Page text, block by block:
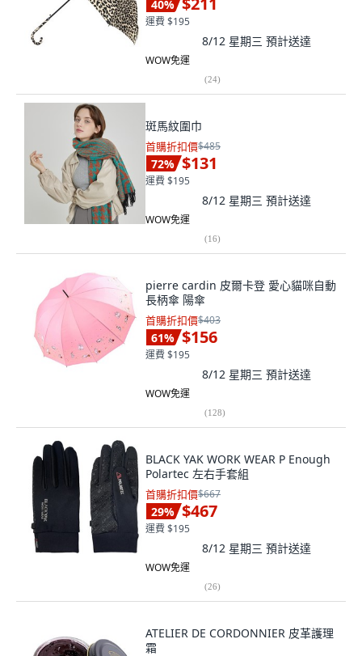
40%
運費 $195
8/12 星期三 預計送達
WOW免運
(24)
斑馬紋圍巾
首購折扣價$485
72% $131
運費 $195
8/12 星期三 預計送達
WOW免運
(16)
pierre cardin 皮爾卡登 愛心貓咪自動
長柄傘 陽傘
首購折扣價$403
61% $156
運費 $195
8/12 星期三 預計送達
WOW免運
(128)
BLACK YAK WORK WEAR P Enough
Polartec 左右手套組
首購折扣價$667
29% $467
運費 $195
8/12 星期三 預計送達
WOW免運
(26)
ATELIER DE CORDONNIER 皮革護理
霜